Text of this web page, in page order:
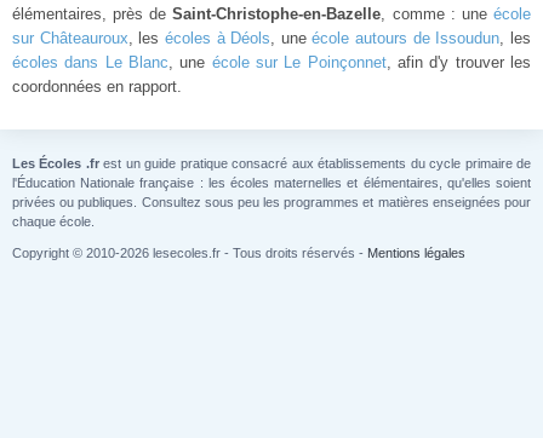
élémentaires, près deSaint-Christophe-en-Bazelle, comme : uneécole
sur Châteauroux, les écoles à Déols, uneécole autours de Issoudun, les
écoles dans Le Blanc, une école sur Le Poinçonnet, afin d'y trouver les
coordonnées en rapport.
Les Écoles .frest un guide pratique consacré aux établissements du cycle primaire de
l'Éducation Nationale française : les écoles maternelles et élémentaires, qu'elles soient
privées ou publiques. Consultez sous peu les programmes et matières enseignées pour
chaque école.
Copyright © 2010-2026 lesecoles.fr - Tous droits réservés - Mentions légales